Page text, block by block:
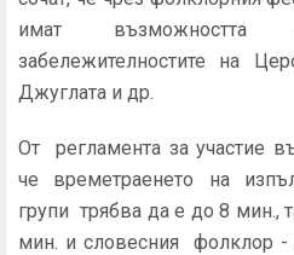
имат
забележителностите на
Джуглата и др.
От регламента за участие
че времетраенето на
групи трябва да е до 8 мин.,
мин. и словесния фолклор